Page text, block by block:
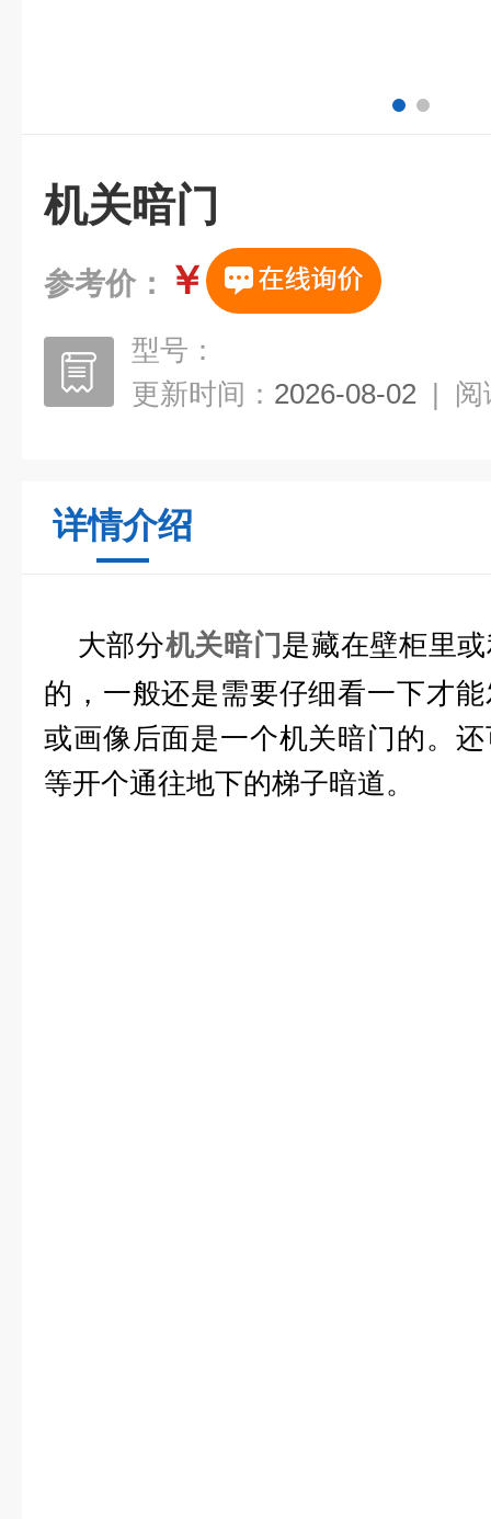
机关暗门
参考价： ￥
型号：
更新时间： 2026-08-02 | 阅
详情介绍
大部分机关暗门 是藏在壁柜里
的，一般还是需要仔细看一下才
或画像后面是一个机关暗门的。
等开个通往地下的梯子暗道。